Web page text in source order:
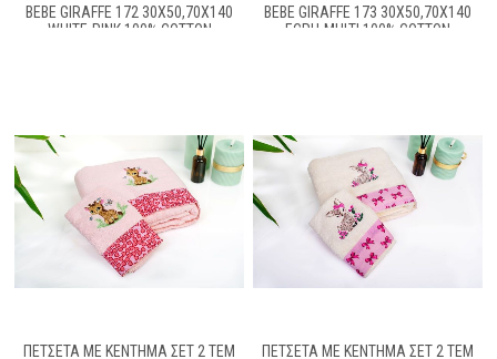
BEBE GIRAFFE 172 30X50,70X140
WHITE-PINK 100% COTTON
BEBE GIRAFFE 173 30X50,70X140
ECRU-MULTI 100% COTTON
ΠΕΤΣΈΤΑ ΜΕ ΚΈΝΤΗΜΑ ΣΕΤ 2 ΤΕΜ
ΠΕΤΣΈΤΑ ΜΕ ΚΈΝΤΗΜΑ ΣΕΤ 2 ΤΕΜ